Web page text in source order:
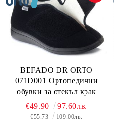
BEFADO DR ORTO
071D001 Ортопедични
обувки за отекъл крак
€49.90 97.60лв.
€55.73 109.00лв.